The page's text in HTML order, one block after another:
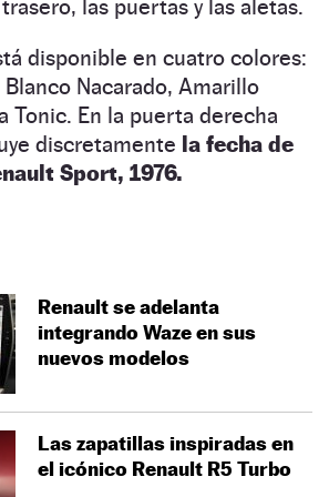
las puertas y las aletas.
disponible en cuatro colores:
Nacarado, Amarillo
Tonic. En la puerta derecha
discretamente la fecha de
Sport, 1976.
Renault se adelanta
integrando Waze en sus
nuevos modelos
Las zapatillas inspiradas en
el icónico Renault R5 Turbo